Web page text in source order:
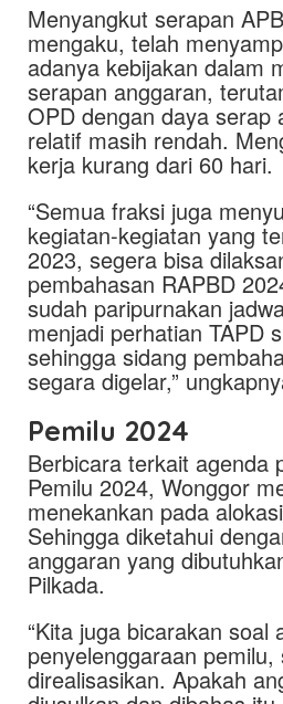
Menyangkut serapan
mengaku, telah
adanya kebijakan dalam
serapan anggaran,
OPD dengan daya serap
relatif masih rendah.
kerja kurang dari 60 hari.
“Semua fraksi juga
kegiatan-kegiatan yang
2023, segera bisa
pembahasan RAPBD
sudah paripurnakan
menjadi perhatian TAPD
sehingga sidang
segara digelar,”
Pemilu 2024
Berbicara terkait agenda
Pemilu 2024, Wonggor
menekankan pada
Sehingga diketahui
anggaran yang
Pilkada.
“Kita juga bicarakan soal
penyelenggaraan
direalisasikan. Apakah